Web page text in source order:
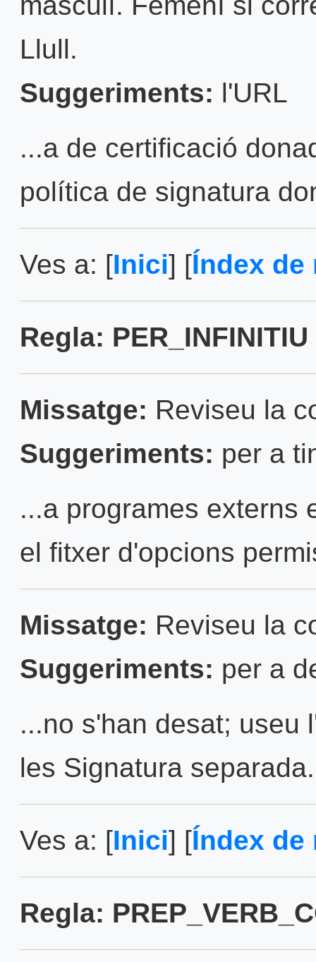
Llull.
Suggeriments: l'URL
...a de certificació
política de signatura
Ves a: [Inici] [Índex de
Regla: PER_INFINITIU
Missatge: Reviseu la
Suggeriments: per a
...a programes externs
el fitxer d'opcions
Missatge: Reviseu la
Suggeriments: per a
...no s'han desat; useu
les Signatura
Ves a: [Inici] [Índex de
Regla: